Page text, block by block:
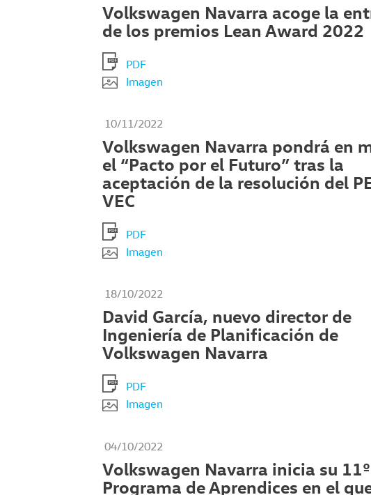
Volkswagen Navarra acoge la
de los premios Lean Award 2022
PDF
Imagen
10/11/2022
Volkswagen Navarra pondrá en
el “Pacto por el Futuro” tras la
aceptación de la resolución del
VEC
PDF
Imagen
18/10/2022
David García, nuevo director de
Ingeniería de Planificación de
Volkswagen Navarra
PDF
Imagen
04/10/2022
Volkswagen Navarra inicia su 11º
Programa de Aprendices en el